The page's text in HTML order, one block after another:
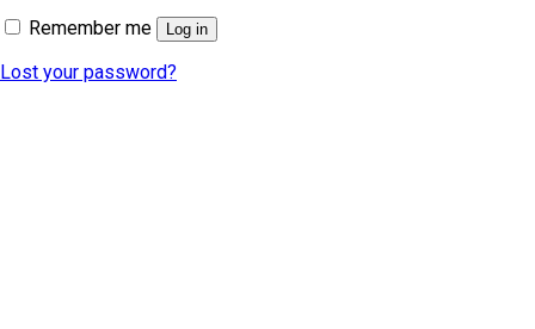
Remember me
Log in
Lost your password?